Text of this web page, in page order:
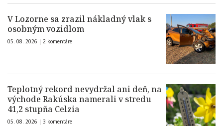
V Lozorne sa zrazil nákladný vlak s
osobným vozidlom
05. 08. 2026 | 2 komentáre
Teplotný rekord nevydržal ani deň, na
východe Rakúska namerali v stredu
41,2 stupňa Celzia
05. 08. 2026 | 3 komentáre